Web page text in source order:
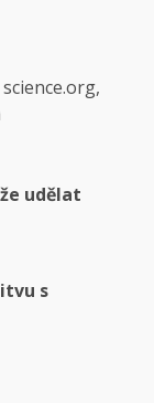
udělat
s